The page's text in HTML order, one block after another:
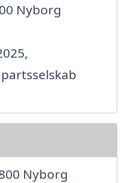
Nyborg
Nyborg